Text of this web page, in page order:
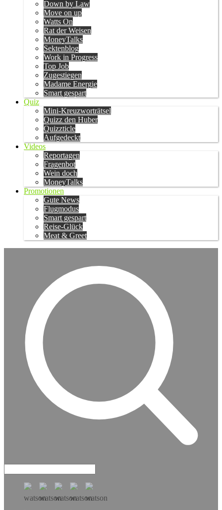
Down by Law
Move on up
Watts On
Rat der Weisen
MoneyTalks
Sektenblog
Work in Progress
Top Job
Zugestiegen
Madame Energie
Smart gespart
Quiz
Mini-Kreuzworträtsel
Quizz den Huber
Quizzticle
Aufgedeckt
Videos
Reportagen
Fragenbot
Wein doch
MoneyTalks
Promotionen
Gute News
Flugmodus
Smart gespart
Reise-Glück
Meat & Greet